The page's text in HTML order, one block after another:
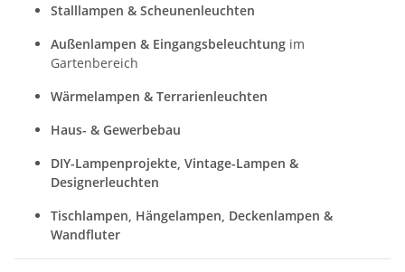
Stalllampen & Scheunenleuchten
Außenlampen & Eingangsbeleuchtung im
Gartenbereich
Wärmelampen & Terrarienleuchten
Haus- & Gewerbebau
DIY-Lampenprojekte, Vintage-Lampen &
Designerleuchten
Tischlampen, Hängelampen, Deckenlampen &
Wandfluter